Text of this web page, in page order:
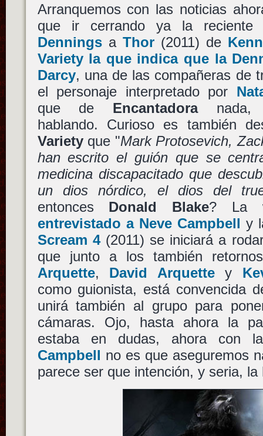
Arranquemos con las noticias
que ir cerrando ya la reciente
Denningsa Thor(2011) de
Variety la que indica que la
Darcy, una de las compañeras de
el personaje interpretado por
que de Encantadoranada,
hablando. Curioso es también
Varietyque "Mark Protosevich,
han escrito el guión que se
medicina discapacitado que
un dios nórdico, el dios del
entonces Donald Blake? La
entrevistado a Neve Campbell y
Scream 4(2011) se iniciará a
que junto a los también
Arquette, David Arquettey
como guionista, está convencida
unirá también al grupo para
cámaras. Ojo, hasta ahora la
estaba en dudas, ahora con
Campbell no es que aseguremos
parece ser que intención, y seria, la